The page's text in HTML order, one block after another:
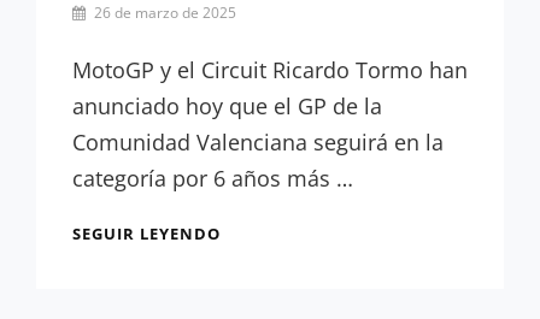
Por
Lora-
26 de marzo de 2025
MotoGP y el Circuit Ricardo Tormo han
anunciado hoy que el GP de la
Comunidad Valenciana seguirá en la
categoría por 6 años más …
SEGUIR LEYENDO